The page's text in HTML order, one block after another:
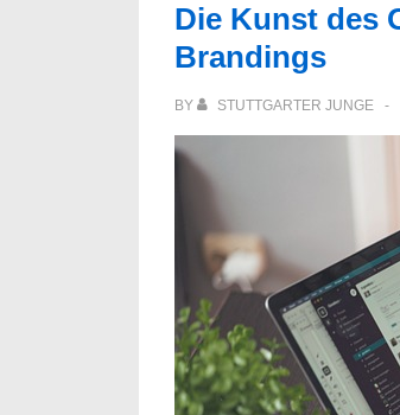
Die Kunst des
Brandings
BY STUTTGARTER JUNGE